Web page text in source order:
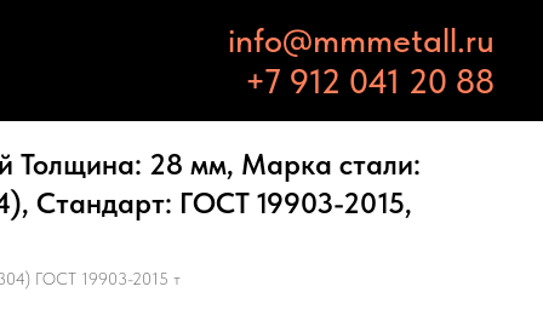
info@mmmetall.ru
+7 912 041 20 88
Толщина: 28 мм, Марка стали:
Стандарт: ГОСТ 19903-2015,
ГОСТ 19903-2015 т